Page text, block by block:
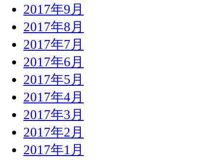
2017年9月
2017年8月
2017年7月
2017年6月
2017年5月
2017年4月
2017年3月
2017年2月
2017年1月